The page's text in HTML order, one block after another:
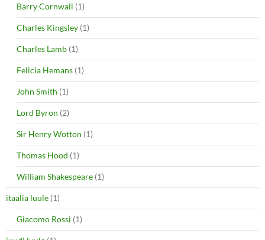
Barry Cornwall (1)
Charles Kingsley (1)
Charles Lamb (1)
Felicia Hemans (1)
John Smith (1)
Lord Byron (2)
Sir Henry Wotton (1)
Thomas Hood (1)
William Shakespeare (1)
itaalia luule (1)
Giacomo Rossi (1)